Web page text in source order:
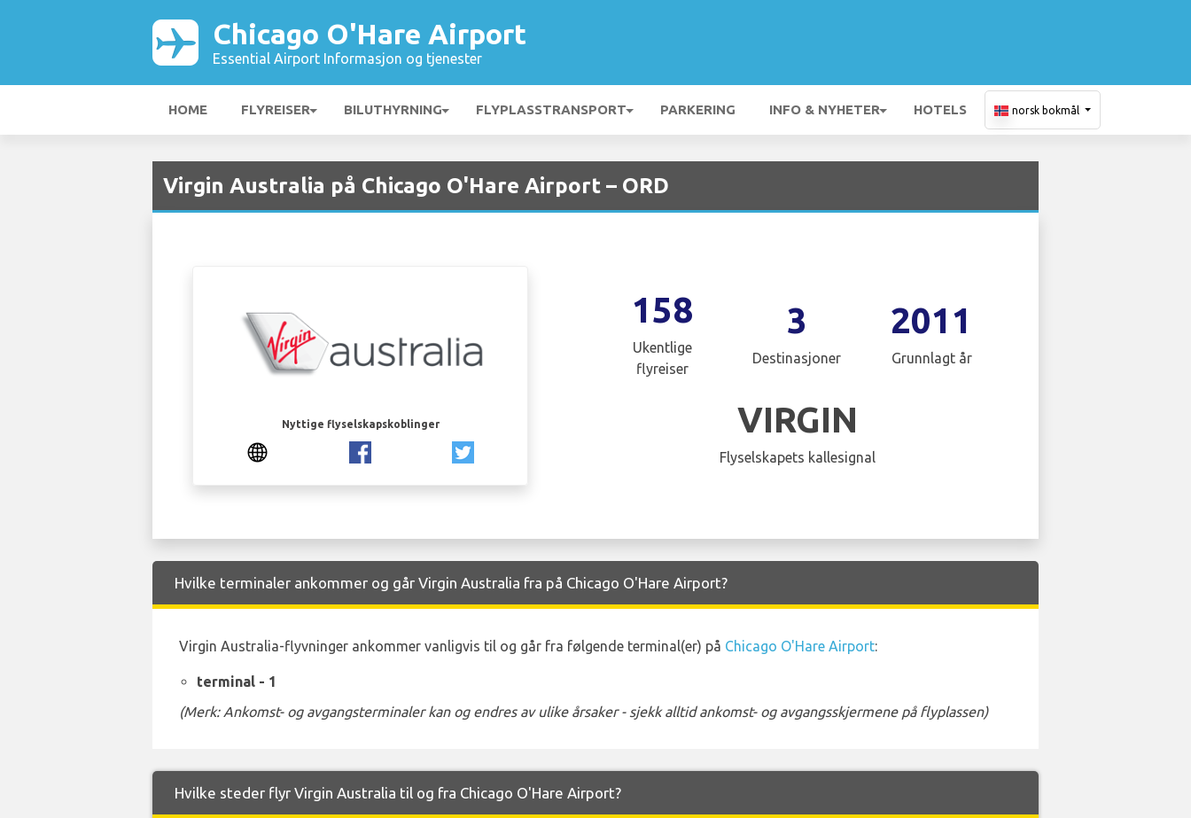
Chicago O'Hare Airport
Essential Airport Informasjon og tjenester
HOME FLYREISER BILUTHYRNING FLYPLASSTRANSPORT PARKERING INFO & NYHETER HOTELS norsk bokmål
Virgin Australia på Chicago O'Hare Airport – ORD
Nyttige flyselskapskoblinger
158
Ukentlige
flyreiser
3
Destinasjoner
2011
Grunnlagt år
VIRGIN
Flyselskapets kallesignal
Hvilke terminaler ankommer og går Virgin Australia fra på Chicago O'Hare Airport?
Virgin Australia-flyvninger ankommer vanligvis til og går fra følgende terminal(er) på Chicago O'Hare Airport:
terminal - 1
(Merk: Ankomst- og avgangsterminaler kan og endres av ulike årsaker - sjekk alltid ankomst- og avgangsskjermene på flyplassen)
Hvilke steder flyr Virgin Australia til og fra Chicago O'Hare Airport?